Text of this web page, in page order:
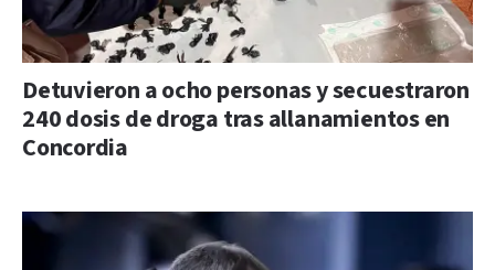
Detuvieron a ocho personas y secuestraron
240 dosis de droga tras allanamientos en
Concordia